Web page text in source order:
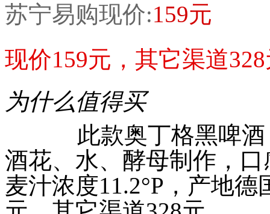
苏宁易购现价:159元
现价159元，其它渠道
为什么值得买
此款奥丁格黑啤酒，
酒花、水、酵母制作，
麦汁浓度11.2°P，产地